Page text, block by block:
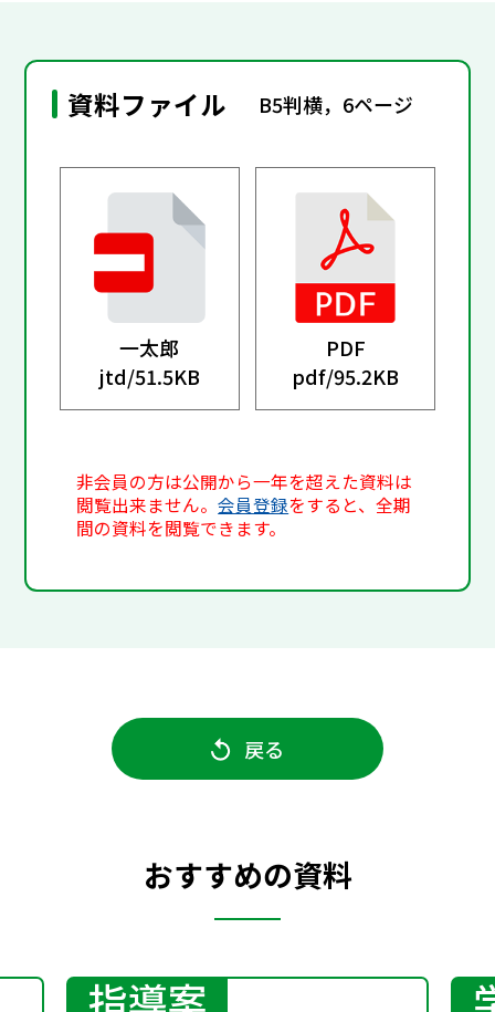
資料ファイル B5判横，6ページ
一太郎
jtd/51.5KB
PDF
pdf/95.2KB
非会員の方は公開から一年を超えた資料は
閲覧出来ません。会員登録をすると、全期
間の資料を閲覧できます。
戻る
おすすめの資料
指導案